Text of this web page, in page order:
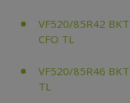
VF520/85R42
CFO TL
VF520/85R46 BKT
TL